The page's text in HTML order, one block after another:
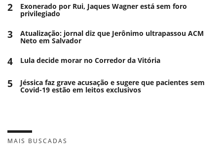
2 Exonerado por Rui, Jaques Wagner está sem foro
privilegiado
3 Atualização: jornal diz que Jerônimo ultrapassou ACM
Neto em Salvador
4 Lula decide morar no Corredor da Vitória
5 Jéssica faz grave acusação e sugere que pacientes sem
Covid-19 estão em leitos exclusivos
MAIS BUSCADAS